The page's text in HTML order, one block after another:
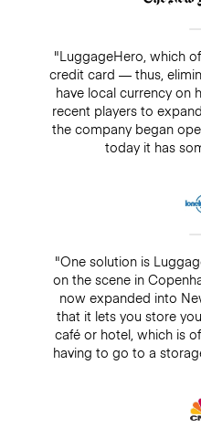
"LuggageHero, which
credit card — thus,
have local currency on
recent players to
the company began
today it has
"One solution is
on the scene in
now expanded into
that it lets you store
café or hotel, which is
having to go to a